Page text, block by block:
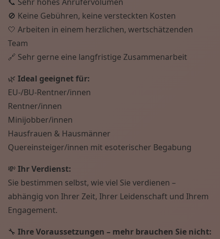
🚫 Keine Gebühren, keine versteckten Kosten
🤍 Arbeiten in einem herzlichen, wertschätzenden
Team
🔗 Sehr gerne eine langfristige Zusammenarbeit
🌿 Ideal geeignet für:
EU-/BU-Rentner/innen
Rentner/innen
Minijobber/innen
Hausfrauen & Hausmänner
Quereinsteiger/innen mit esoterischer Begabung
💸 Ihr Verdienst:
Sie bestimmen selbst, wie viel Sie verdienen –
abhängig von Ihrer Zeit, Ihrer Leidenschaft und Ihrem
Engagement.
🔧 Ihre Voraussetzungen – mehr brauchen Sie nicht: